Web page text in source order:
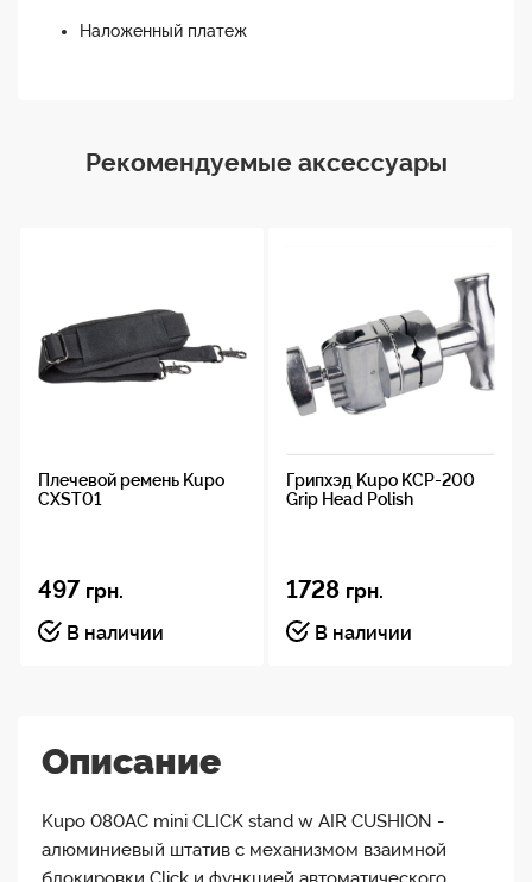
Наложенный платеж
Рекомендуемые аксессуары
Плечевой ремень Kupo
CXST01
497 грн.
В наличии
Грипхэд Kupo KCP-200
Grip Head Polish
1728 грн.
В наличии
Описание
Kupo 080AC mini CLICK stand w AIR CUSHION -
алюминиевый штатив с механизмом взаимной